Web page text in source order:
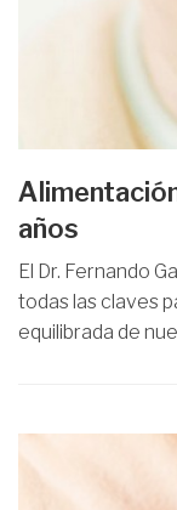
años
El Dr. Fernando
todas las claves
equilibrada de